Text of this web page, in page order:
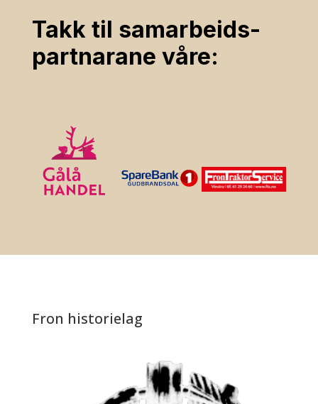
Takk til samarbeids­
partnarane våre:
Fron historielag